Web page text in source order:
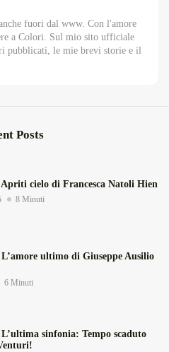
fuori dal www. Con l'amore
a Colori. Sul mio sito ufficiale
pubblicati, le mie brevi storie e il
Posts
Apriti cielo di Francesca Natoli Hien
8 Minuti
L’amore ultimo di Giuseppe Ausilio
6 Minuti
L’ultima sinfonia: Tempo scaduto